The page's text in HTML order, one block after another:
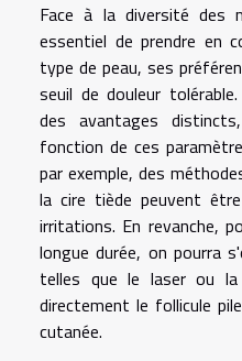
Face à la diversité des
essentiel de prendre en
type de peau, ses
seuil de douleur
des avantages
fonction de ces
par exemple, des
la cire tiède peuvent
irritations. En revanche,
longue durée, on pourra
telles que le laser ou la
directement le follicule
cutanée.